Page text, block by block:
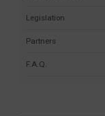
Legislation
Partners
F.A.Q.